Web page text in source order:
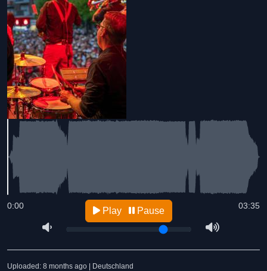
03:35
0:00 Play Pause
Uploaded: 8 months ago | Deutschland